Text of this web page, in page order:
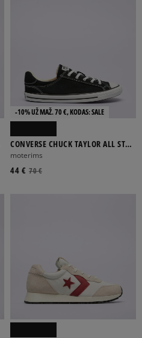
-10% UŽ MAŽ. 70 €, KODAS: SALE
CONVERSE CHUCK TAYLOR ALL STAR
DAINTY LUCKY
moterims
70 €
44 €